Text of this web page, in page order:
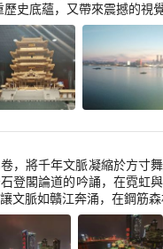
史底蘊，又帶來震撼的視覺
，將千年文脈凝縮於方
登閣論道的吟誦，在霓虹
文脈如贛江奔涌，在鋼筋